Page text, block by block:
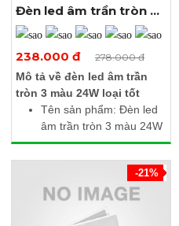
Xem thêm ảnh
Đèn led âm trần tròn 3
màu 24w
238.000 đ
278.000 đ
Mô tả về đèn led âm trần
tròn 3 màu 24W loại tốt
Tên sản phẩm: Đèn led
âm trần tròn 3 màu 24W
Điện áp: 85 - 265V AC /
50Hz
Quang thông: 2400Lm /
2280K / 2400Lm
-21%